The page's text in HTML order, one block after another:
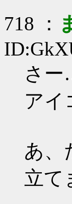
718 ：
さ
アイ
あ、
立て